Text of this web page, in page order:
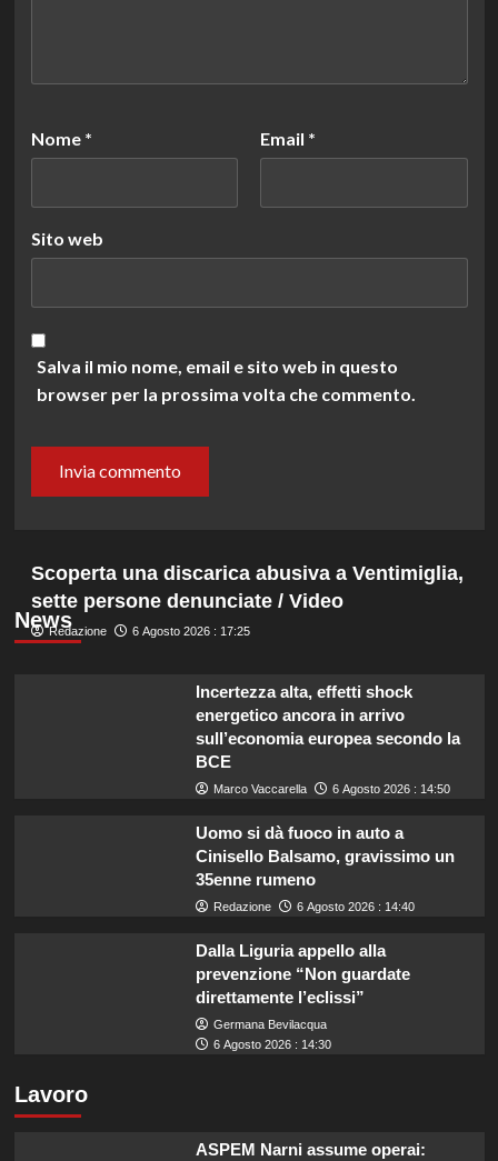
Nome * Email *
Sito web
Salva il mio nome, email e sito web in questo
browser per la prossima volta che commento.
News
Scoperta una discarica abusiva a Ventimiglia,
sette persone denunciate / Video
Redazione 6 Agosto 2026 : 17:25
Incertezza alta, effetti shock
energetico ancora in arrivo
sull’economia europea secondo la
BCE
Marco Vaccarella 6 Agosto 2026 : 14:50
Uomo si dà fuoco in auto a
Cinisello Balsamo, gravissimo un
35enne rumeno
Redazione 6 Agosto 2026 : 14:40
Dalla Liguria appello alla
prevenzione “Non guardate
direttamente l’eclissi”
Germana Bevilacqua
6 Agosto 2026 : 14:30
Lavoro
ASPEM Narni assume operai: